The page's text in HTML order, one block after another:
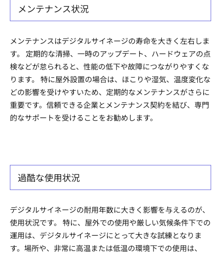
メンテナンス状況
メンテナンスはデジタルサイネージの寿命を大きく左右しま
す。 定期的な清掃、一時のアップデート、ハードウェアの点
検などが怠られると、性能の低下や故障につながりやすくな
ります。 特に屋外設置の場合は、ほこりや湿気、温度変化な
どの影響を受けやすいため、定期的なメンテナンスがさらに
重要です。信頼できる企業とメンテナンス契約を結び、専門
的なサポートを受けることをお勧めします。
過酷な使用状況
デジタルサイネージの耐用年数に大きく影響を与えるのが、
使用状況です。 特に、屋外での使用や厳しい気候条件下での
運用は、デジタルサイネージにとって大きな試練となりま
す。場所や、非常に高温または低温の環境下での使用は、